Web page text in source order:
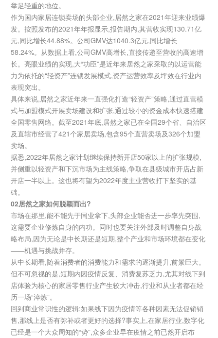
举足轻重的地位。
作为国内家居连锁卖场的头部企业,居然之家在2021年迎来业绩爆
发。按照发布的2021年年报显示,报告期内,其营收实现130.71亿
元,同比增长44.88%。公司GMV达1040.3亿元,同比增长
58.24%。从数据上看,公司GMV高增长,直接传递至营收的高速增
长。亮眼业绩的实现,大“功臣”是近年来居然之家采取的以运营能
力为依托的“轻资产”连锁发展模式,资产运营效率及坪效在行业内
表现突出。
具体来说,居然之家近年来一直强化打造“轻资产”策略,通过直营模
式与加盟模式开展卖场建设和扩张,通过较小的资金成本快速搭建
全国零售网络。截至2021年底,居然之家已在全国29个省、自治区
及直辖市经营了421个家居卖场,包含95个直营卖场及326个加盟
卖场。
据悉,2022年居然之家计划继续保持新开店50家以上的扩张规模,
并侧重以轻资产和下沉市场为主线策略,争取在县级城市开店占新
开店一半以上。这也将有望为2022年度主业营收打下坚实的基
础。
02居然之家如何脱颖而出?
市场在那里,能不能先于同业拿下,头部企业能否进一步率先突围,
这需要企业修炼自身的内功。同时也要关注外部及时调整自身战
略布局,因为无论是中长期还是短期,整个产业和市场环境都在变化
——机遇与挑战并存。
从中长期看,随着消费者的消费能力和需求的逐渐提升,前景巨大。
但不可忽视的是,短期内因疫情反复、消费复苏乏力,尤其对线下到
店体验为核心的家居零售行业产生较大冲击,行业和从业者都在经
历一场“淬炼”。
回到商业常识性的逻辑:如果线下因为疫情等各种因素无法促销销
售,那线上是否有弥补或者更好的选择?事实上,在家居行业,数字化
已经是一个大众周知的“势”,众多企业早在疫情之前已然开启布